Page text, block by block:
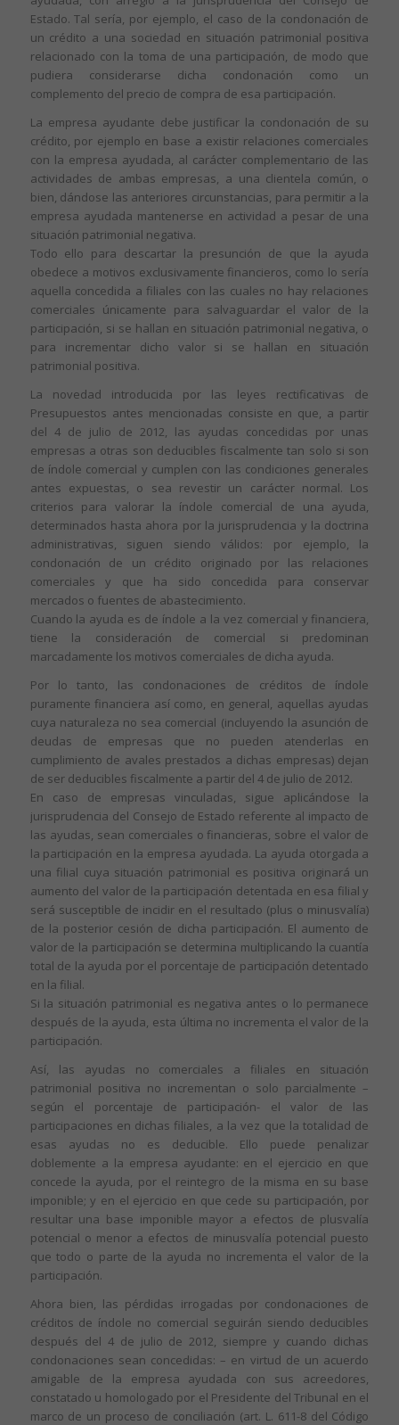
Estado. Tal sería, por ejemplo, el caso de la condonación de
un crédito a una sociedad en situación patrimonial positiva
relacionado con la toma de una participación, de modo que
pudiera considerarse dicha condonación como un
complemento del precio de compra de esa participación.
La empresa ayudante debe justificar la condonación de su
crédito, por ejemplo en base a existir relaciones comerciales
con la empresa ayudada, al carácter complementario de las
actividades de ambas empresas, a una clientela común, o
bien, dándose las anteriores circunstancias, para permitir a la
empresa ayudada mantenerse en actividad a pesar de una
situación patrimonial negativa.
Todo ello para descartar la presunción de que la ayuda
obedece a motivos exclusivamente financieros, como lo sería
aquella concedida a filiales con las cuales no hay relaciones
comerciales únicamente para salvaguardar el valor de la
participación, si se hallan en situación patrimonial negativa, o
para incrementar dicho valor si se hallan en situación
patrimonial positiva.
La novedad introducida por las leyes rectificativas de
Presupuestos antes mencionadas consiste en que, a partir
del 4 de julio de 2012, las ayudas concedidas por unas
empresas a otras son deducibles fiscalmente tan solo si son
de índole comercial y cumplen con las condiciones generales
antes expuestas, o sea revestir un carácter normal. Los
criterios para valorar la índole comercial de una ayuda,
determinados hasta ahora por la jurisprudencia y la doctrina
administrativas, siguen siendo válidos: por ejemplo, la
condonación de un crédito originado por las relaciones
comerciales y que ha sido concedida para conservar
mercados o fuentes de abastecimiento.
Cuando la ayuda es de índole a la vez comercial y financiera,
tiene la consideración de comercial si predominan
marcadamente los motivos comerciales de dicha ayuda.
Por lo tanto, las condonaciones de créditos de índole
puramente financiera así como, en general, aquellas ayudas
cuya naturaleza no sea comercial (incluyendo la asunción de
deudas de empresas que no pueden atenderlas en
cumplimiento de avales prestados a dichas empresas) dejan
de ser deducibles fiscalmente a partir del 4 de julio de 2012.
En caso de empresas vinculadas, sigue aplicándose la
jurisprudencia del Consejo de Estado referente al impacto de
las ayudas, sean comerciales o financieras, sobre el valor de
la participación en la empresa ayudada. La ayuda otorgada a
una filial cuya situación patrimonial es positiva originará un
aumento del valor de la participación detentada en esa filial y
será susceptible de incidir en el resultado (plus o minusvalía)
de la posterior cesión de dicha participación. El aumento de
valor de la participación se determina multiplicando la cuantía
total de la ayuda por el porcentaje de participación detentado
en la filial.
Si la situación patrimonial es negativa antes o lo permanece
después de la ayuda, esta última no incrementa el valor de la
participación.
Así, las ayudas no comerciales a filiales en situación
patrimonial positiva no incrementan o solo parcialmente –
según el porcentaje de participación- el valor de las
participaciones en dichas filiales, a la vez que la totalidad de
esas ayudas no es deducible. Ello puede penalizar
doblemente a la empresa ayudante: en el ejercicio en que
concede la ayuda, por el reintegro de la misma en su base
imponible; y en el ejercicio en que cede su participación, por
resultar una base imponible mayor a efectos de plusvalía
potencial o menor a efectos de minusvalía potencial puesto
que todo o parte de la ayuda no incrementa el valor de la
participación.
Ahora bien, las pérdidas irrogadas por condonaciones de
créditos de índole no comercial seguirán siendo deducibles
después del 4 de julio de 2012, siempre y cuando dichas
condonaciones sean concedidas: – en virtud de un acuerdo
amigable de la empresa ayudada con sus acreedores,
constatado u homologado por el Presidente del Tribunal en el
marco de un proceso de conciliación (art. L. 611-8 del Código